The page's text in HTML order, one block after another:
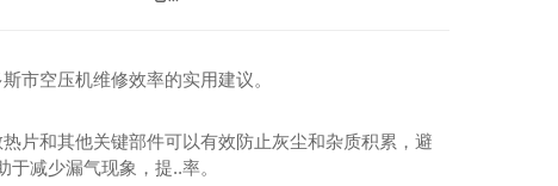
市空压机维修效率的实用建议。
片和其他关键部件可以有效防止灰尘和杂质积累，避
减少漏气现象，提..率。